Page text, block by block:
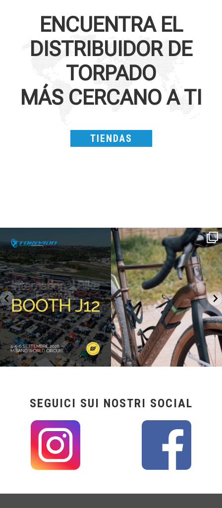
ENCUENTRA EL
DISTRIBUIDOR DE
TORPADO
MÁS CERCANO A TI
TIENDAS
IBF sta per...
8 0
Kepler R è la gravel pensata per affrontare
lunghe...
26 0
SEGUICI SUI NOSTRI SOCIAL